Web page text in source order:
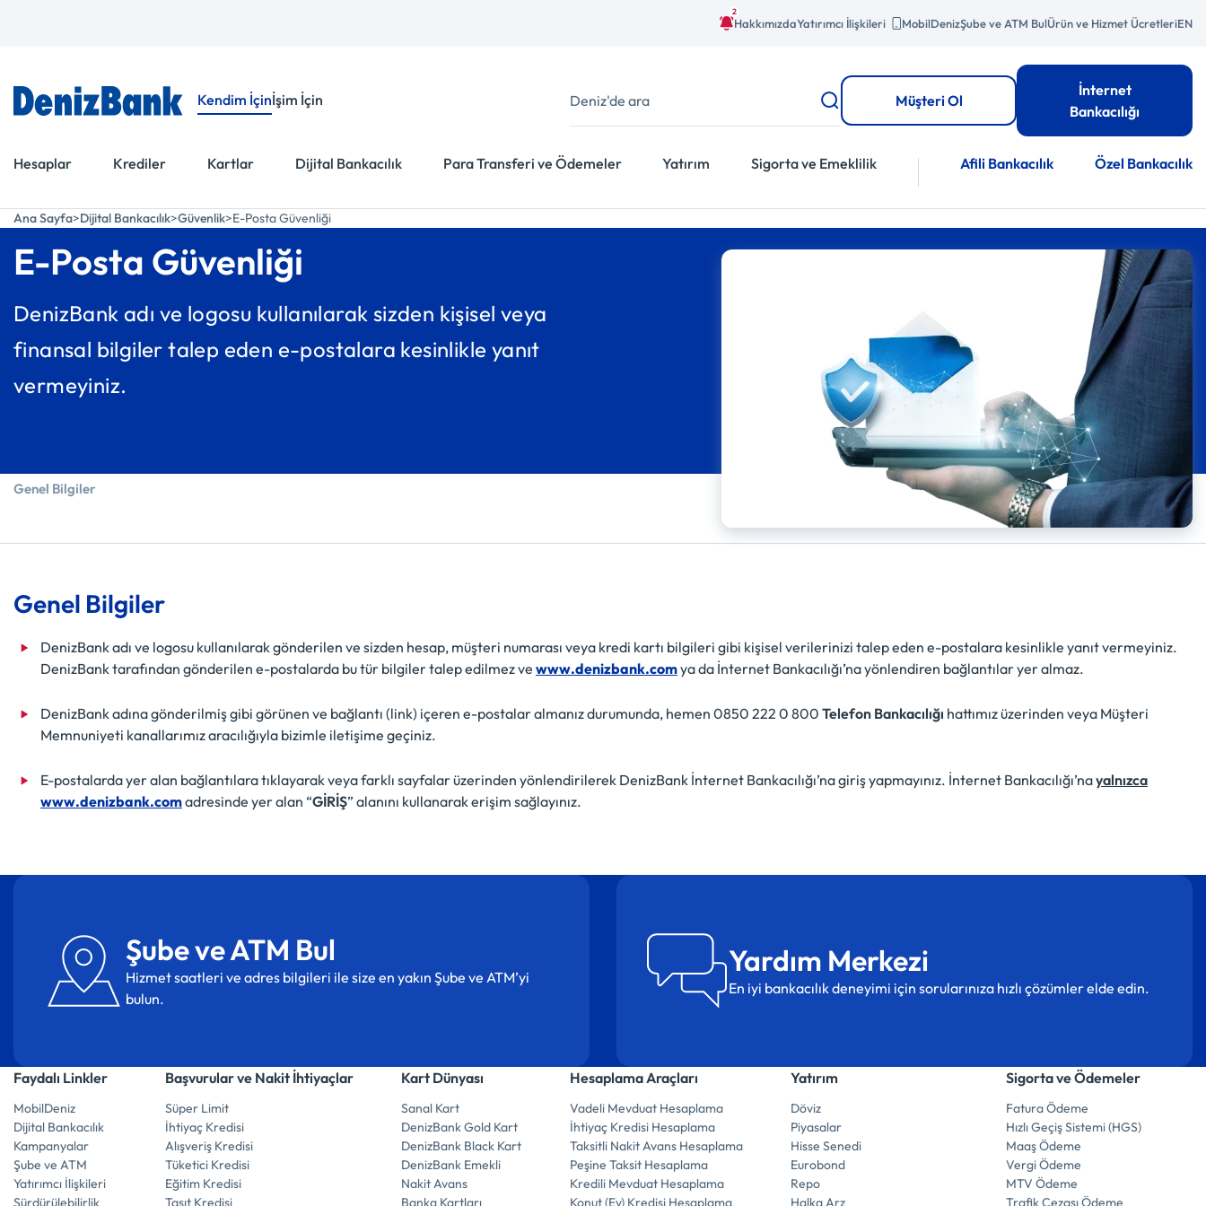
2
HakkımızdaYatırımcı İlişkileri MobilDenizŞube ve ATM BulÜrün ve Hizmet ÜcretleriEN
Kendim İçinİşim İçin
Hesaplar Krediler Kartlar Dijital Bankacılık Para Transferi ve Ödemeler Yatırım Sigorta ve Emeklilik Afili Bankacılık Özel Bankacılık
Müşteri Ol
İnternet
Bankacılığı
Ana Sayfa Dijital Bankacılık Güvenlik E-Posta Güvenliği
E-Posta Güvenliği
DenizBank adı ve logosu kullanılarak sizden kişisel veya
finansal bilgiler talep eden e-postalara kesinlikle yanıt
vermeyiniz.
Genel Bilgiler
Genel Bilgiler
DenizBank adı ve logosu kullanılarak gönderilen ve sizden hesap, müşteri numarası veya kredi kartı bilgileri gibi kişisel verilerinizi talep eden e-postalara kesinlikle yanıt vermeyiniz.
DenizBank tarafından gönderilen e-postalarda bu tür bilgiler talep edilmez ve www.denizbank.comya da İnternet Bankacılığı’na yönlendiren bağlantılar yer almaz.
DenizBank adına gönderilmiş gibi görünen ve bağlantı (link) içeren e-postalar almanız durumunda, hemen 0850 222 0 800 Telefon Bankacılığı hattımız üzerinden veya Müşteri
Memnuniyeti kanallarımız aracılığıyla bizimle iletişime geçiniz.
E-postalarda yer alan bağlantılara tıklayarak veya farklı sayfalar üzerinden yönlendirilerek DenizBank İnternet Bankacılığı’na giriş yapmayınız. İnternet Bankacılığı’nayalnızca
www.denizbank.comadresinde yer alan “GİRİŞ” alanını kullanarak erişim sağlayınız.
Şube ve ATM Bul
Hizmet saatleri ve adres bilgileri ile size en yakın Şube ve ATM’yi
bulun.
Yardım Merkezi
En iyi bankacılık deneyimi için sorularınıza hızlı çözümler elde edin.
Faydalı Linkler
MobilDeniz
Dijital Bankacılık
Kampanyalar
Şube ve ATM
Yatırımcı İlişkileri
Sürdürülebilirlik
Başvurular ve Nakit İhtiyaçlar
Süper Limit
İhtiyaç Kredisi
Alışveriş Kredisi
Tüketici Kredisi
Eğitim Kredisi
Taşıt Kredisi
Kart Dünyası
Sanal Kart
DenizBank Gold Kart
DenizBank Black Kart
DenizBank Emekli
Nakit Avans
Banka Kartları
Hesaplama Araçları
Vadeli Mevduat Hesaplama
İhtiyaç Kredisi Hesaplama
Taksitli Nakit Avans Hesaplama
Peşine Taksit Hesaplama
Kredili Mevduat Hesaplama
Konut (Ev) Kredisi Hesaplama
Yatırım
Döviz
Piyasalar
Hisse Senedi
Eurobond
Repo
Halka Arz
Sigorta ve Ödemeler
Fatura Ödeme
Hızlı Geçiş Sistemi (HGS)
Maaş Ödeme
Vergi Ödeme
MTV Ödeme
Trafik Cezası Ödeme